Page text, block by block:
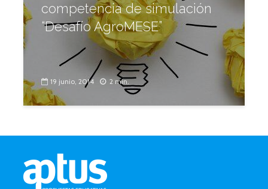
competencia de simulación
“Desafío AgroMESE”
19 junio, 2014 2 min.